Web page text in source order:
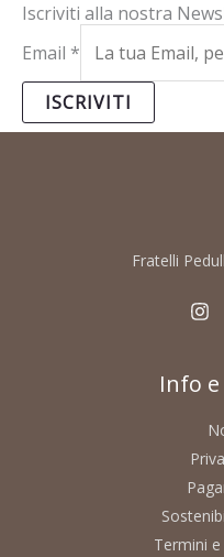
Iscriviti alla nostra
Email *
ISCRIVITI
Fratelli
Info
Termini e